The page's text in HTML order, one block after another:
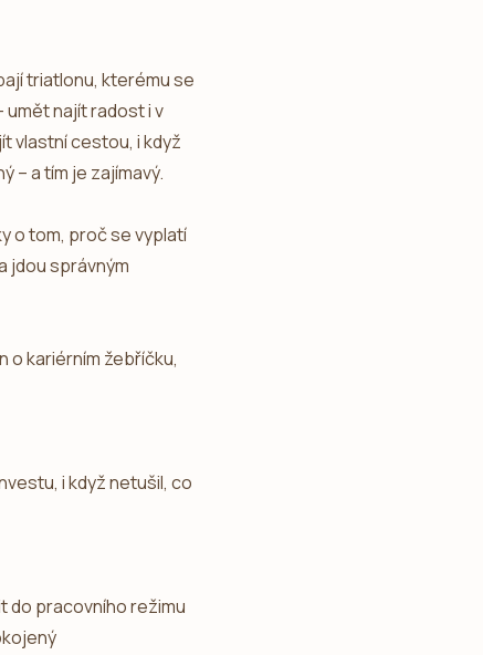
triatlonu, kterému se
najít radost i v
vlastní cestou, i když
– a tím je zajímavý.
o tom, proč se vyplatí
jdou správným
o kariérním žebříčku,
i když netušil, co
do pracovního režimu